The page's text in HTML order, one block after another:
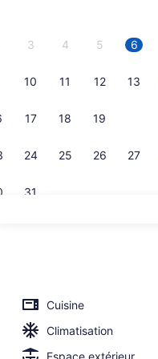
3 4 5 6
10 11 12 13
17 18 19
24 25 26 27
31
Cuisine
Climatisation
Espace extérieur